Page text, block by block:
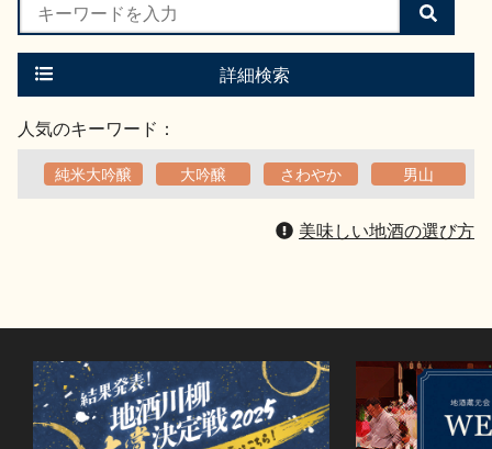
検
索
す
詳細検索
人気のキーワード：
純米大吟醸 大吟醸 さわやか 男山
美味しい地酒の選び方